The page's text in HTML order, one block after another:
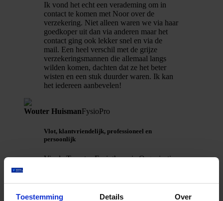
Toestemming Details Over
Ik vond het echt een verademing om in
contact te komen met Noor over de
verzekering. Niet alleen waren we via haar
goedkoper uit dan via anderen maar het
contact ging ook lekker snel en via de
mail. Een heel verschil met de grijze
verzekeringsmannen die allemaal langs
wilden komen, dachten dat ze het beter
wisten en een stuk duurder waren. Ik kan
het iedereen aanbevelen!
Wouter HuismanFysioPro
Vlot, klantvriendelijk, professioneel en
persoonlijk
Via de Twentse Fysiotherapie Organisatie
Onze praktijk is de afgelopen jaren
gegroeid en daarmee de administratieve